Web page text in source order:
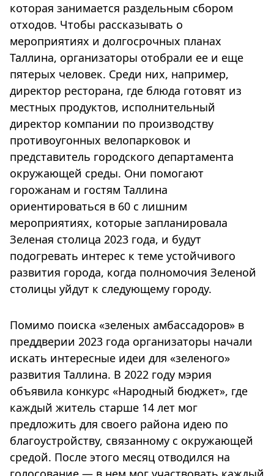
которая занимается раздельным сбором
отходов. Чтобы рассказывать о
мероприятиях и долгосрочных планах
Таллина, организаторы отобрали ее и еще
пятерых человек. Среди них, например,
директор ресторана, где блюда готовят из
местных продуктов, исполнительный
директор компании по производству
противоугонных велопарковок и
представитель городского департамента
окружающей среды. Они помогают
горожанам и гостям Таллина
ориентироваться в 60 с лишним
мероприятиях, которые запланировала
Зеленая столица 2023 года, и будут
подогревать интерес к теме устойчивого
развития города, когда полномочия Зеленой
столицы уйдут к следующему городу.
Помимо поиска «зеленых амбассадоров» в
преддверии 2023 года организаторы начали
искать интересные идеи для «зеленого»
развития Таллина. В 2022 году мэрия
объявила конкурс «Народный бюджет», где
каждый житель старше 14 лет мог
предложить для своего района идею по
благоустройству, связанному с окружающей
средой. После этого месяц отводился на